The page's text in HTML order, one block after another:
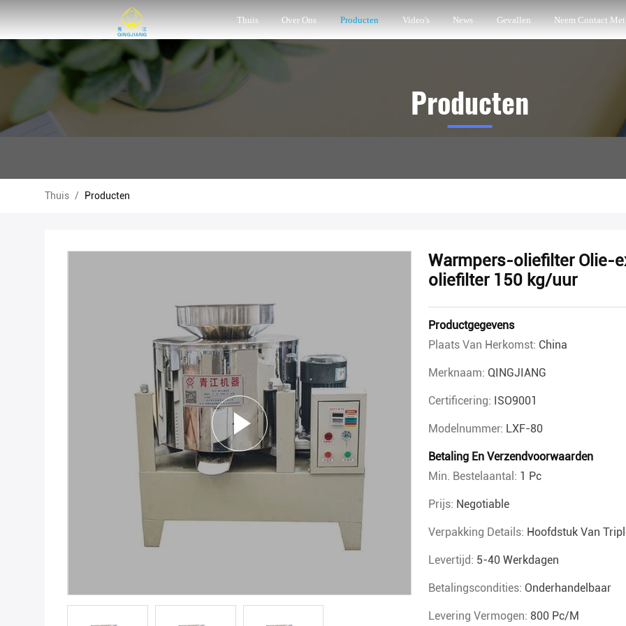
Thuis Over Ons Producten Video's News Gevallen Neem Contact
Producten
Thuis / Producten
Warmpers-oliefilter Olie-
oliefilter 150 kg/uur
Productgegevens
Plaats Van Herkomst: China
Merknaam: QINGJIANG
Certificering: ISO9001
Modelnummer: LXF-80
Betaling En Verzendvoorwaarden
Min. Bestelaantal: 1 Pc
Prijs: Negotiable
Verpakking Details: Hoofdstuk Van
Levertijd: 5-40 Werkdagen
Betalingscondities: Onderhandelbaar
Levering Vermogen: 800 Pc/m